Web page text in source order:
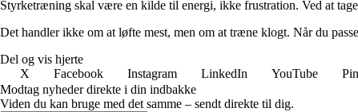
Styrketræning skal være en kilde til energi, ikke frustration. Ved at
Det handler ikke om at løfte mest, men om at træne klogt. Når du
Del og vis hjerte
X
Facebook Instagram LinkedIn YouTube
Modtag nyheder direkte i din indbakke
Viden du kan bruge med det samme – sendt direkte til dig.